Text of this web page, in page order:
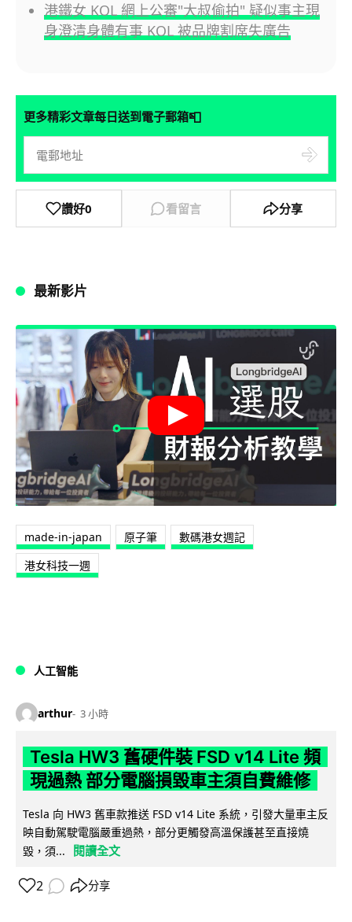
港鐵女 KOL 網上公審"大叔偷拍" 疑似事主現
身澄清身體有事 KOL 被品牌割席失廣告
更多精彩文章每日送到電子郵箱📮
讚好0 看留言 分享
最新影片
made-in-japan 原子筆
數碼港女週記
港女科技一週
人工智能
arthur 3 小時
Tesla HW3 舊硬件裝 FSD v14 Lite 頻
現過熱 部分電腦損毀車主須自費維修
Tesla 向 HW3 舊車款推送 FSD v14 Lite 系統，引發大量車主反
映自動駕駛電腦嚴重過熱，部分更觸發高溫保護甚至直接燒
毀，須...
閱讀全文
2 分享